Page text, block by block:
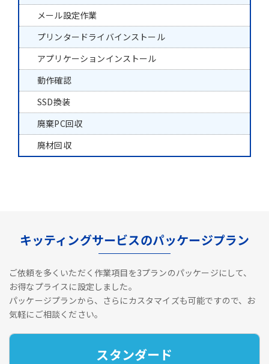
メール設定作業
プリンタードライバインストール
アプリケーションインストール
動作確認
SSD換装
廃棄PC回収
廃材回収
キッティングサービスのパッケージプラン
ご依頼を多くいただく作業項目を3プランのパッケージにして、
お得なプライスに設定しました。
パッケージプランから、さらにカスタマイズも可能ですので、お
気軽にご相談ください。
スタンダード